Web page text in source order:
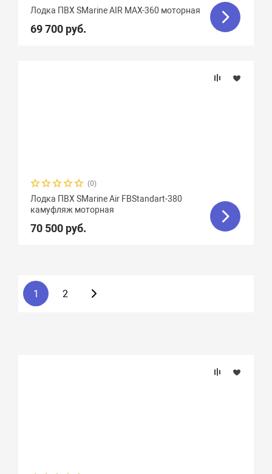
Лодка ПВХ SMarine AIR MAX-360 моторная
69 700 руб.
(0)
Лодка ПВХ SMarine Air FBStandart-380
камуфляж моторная
70 500 руб.
1 2